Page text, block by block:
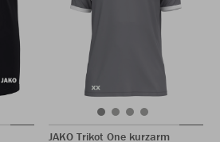
JAKO Trikot One kurzarm